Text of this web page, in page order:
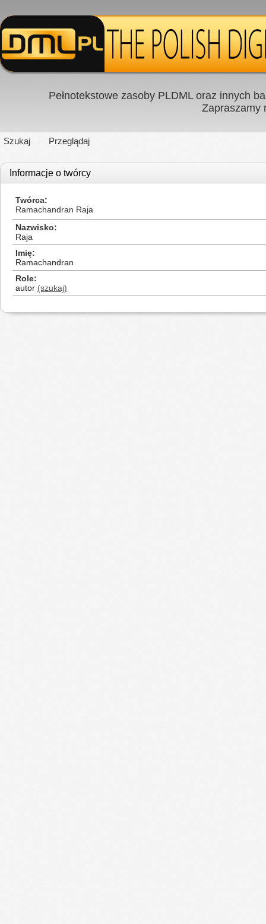
Pełnotekstowe zasoby PLDML oraz innych
Zapraszamy
Szukaj Przeglądaj
Informacje o twórcy
Twórca
Ramachandran Raja
Nazwisko
Raja
Imię
Ramachandran
Role
autor (szukaj)